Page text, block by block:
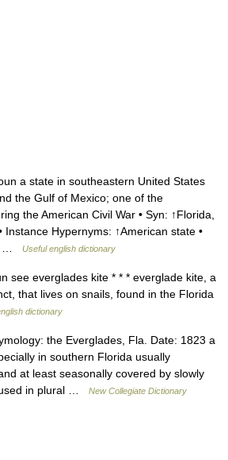
a state in southeastern United States
the Gulf of Mexico; one of the
the American Civil War • Syn: ↑Florida,
Instance Hypernyms: ↑American state •
…
Useful english dictionary
see everglades kite * * * everglade kite, a
that lives on snails, found in the Florida
dictionary
the Everglades, Fla. Date: 1823 a
in southern Florida usually
at least seasonally covered by slowly
in plural …
New Collegiate Dictionary